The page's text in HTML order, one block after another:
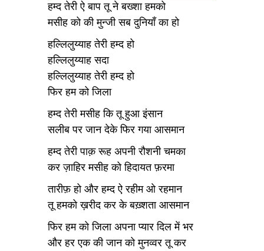
हम्द तेरी ऐ बाप तू ने बख्शा हमको
मसीह को की मुन्जी सब दुनियाँ का हो
हल्लिलुय्याह तेरी हम्द हो
हल्लिलुय्याह सदा
हल्लिलुय्याह तेरी हम्द हो
फिर हम को जिला
हम्द तेरी मसीह कि तू हुआ इंसान
सलीब पर जान देके फिर गया आसमान
हम्द तेरी पाक़ रूह अपनी रौशनी चमका
कर ज़ाहिर मसीह को हिदायत फ़रमा
तारीफ़ हो और हम्द ऐ रहीम ओ रहमान
तू हमको ख़रीद कर के बख़्शता आसमान
फिर हम को जिला अपना प्यार दिल में भर
और हर एक की जान को मुनव्वर तू कर